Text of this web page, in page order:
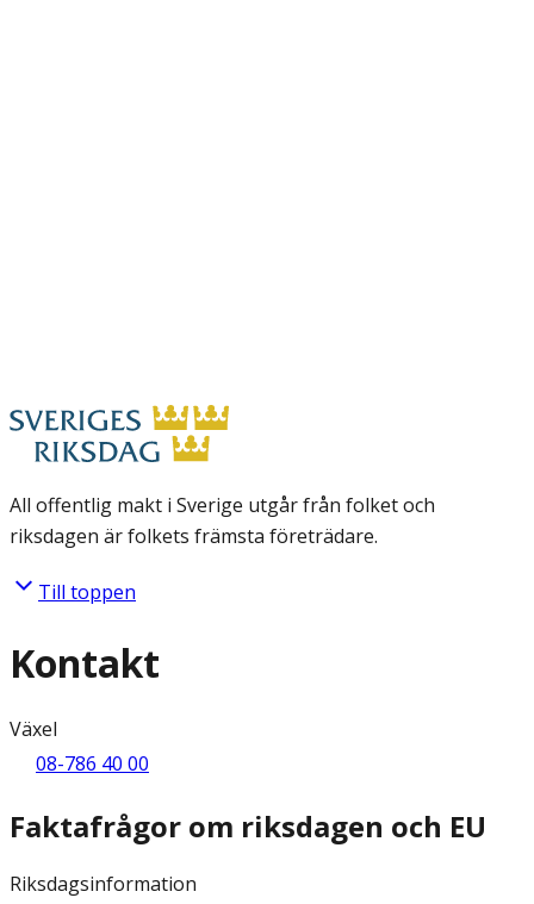
All offentlig makt i Sverige utgår från folket och
riksdagen är folkets främsta företrädare.
Till toppen
Kontakt
Växel
08-786 40 00
Faktafrågor om riksdagen och EU
Riksdagsinformation